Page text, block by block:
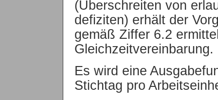
(Überschreiten von
defiziten) erhält der
gemäß Ziffer 6.2
Gleichzeitvereinbarung.
Es wird eine
Stichtag pro